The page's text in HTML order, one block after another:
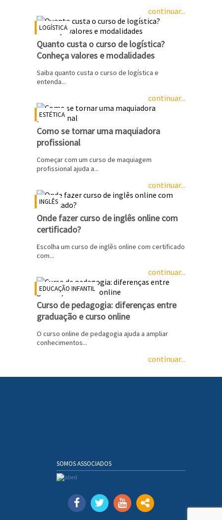
continuar...
LOGÍSTICA
Quanto custa o curso de logística?
Conheça valores e modalidades
Saiba quanto custa o curso de logística e
entenda...
continuar...
ESTÉTICA
Como se tornar uma maquiadora
profissional
Começar com um curso de maquiagem
profissional ajuda a...
continuar...
INGLÊS
Onde fazer curso de inglês online com
certificado?
Escolha um curso de inglês online com certificado
com...
continuar...
EDUCAÇÃO INFANTIL
Curso de pedagogia: diferenças entre
graduação e curso online
O curso online de pedagogia ajuda a ampliar
conhecimentos...
continuar...
SOMOS ASSOCIADOS